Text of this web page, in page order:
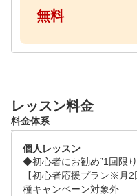
【詳細】
・初回限定に限り、「
ランとなります。
たします）。
ンストラクターより実
・体験デイ開催日は店
無料
レッスン料金
料金体系
個人レッスン
◆初心者にお勧め”1回限
【初心者応援プラン※月
種キャンペーン対象外